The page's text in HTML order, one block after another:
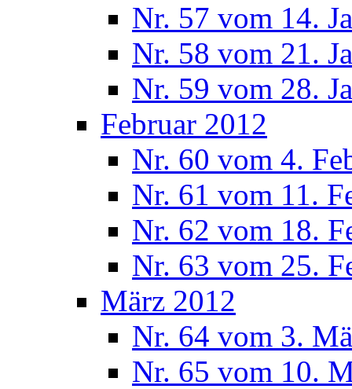
Nr. 57 vom 14.
Nr. 58 vom 21.
Nr. 59 vom 28.
Februar 2012
Nr. 60 vom 4.
Nr. 61 vom 11.
Nr. 62 vom 18.
Nr. 63 vom 25.
März 2012
Nr. 64 vom 3.
Nr. 65 vom 10.